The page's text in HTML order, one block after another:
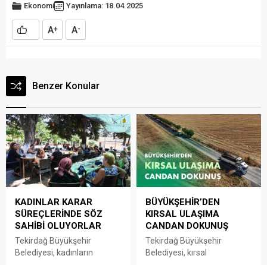
Ekonomi Yayınlama: 18.04.2025
A+ A-
Benzer Konular
KADINLAR KARAR
SÜREÇLERİNDE SÖZ
SAHİBİ OLUYORLAR
Tekirdağ Büyükşehir
Belediyesi, kadınların
BÜYÜKŞEHİR’DEN
KIRSAL ULAŞIMA
CANDAN DOKUNUŞ
Tekirdağ Büyükşehir
Belediyesi, kırsal